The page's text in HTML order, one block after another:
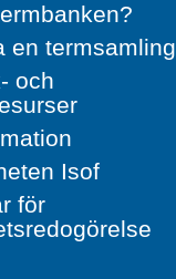
en termsamling
och
Isof
för